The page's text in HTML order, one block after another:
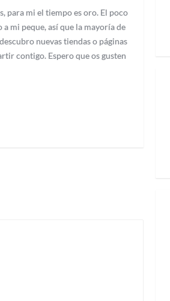
para mi el tiempo es oro. El poco
mi peque, así que la mayoría de
nuevas tiendas o páginas
contigo. Espero que os gusten